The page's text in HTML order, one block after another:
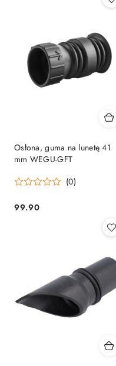
Osłona, guma na lunetę 41
mm WEGU-GFT
(0)
Cena:
99.90